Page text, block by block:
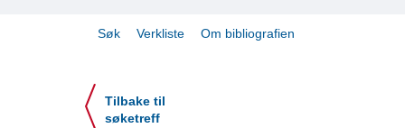
Søk Verkliste Om bibliografien
Tilbake til
søketreff